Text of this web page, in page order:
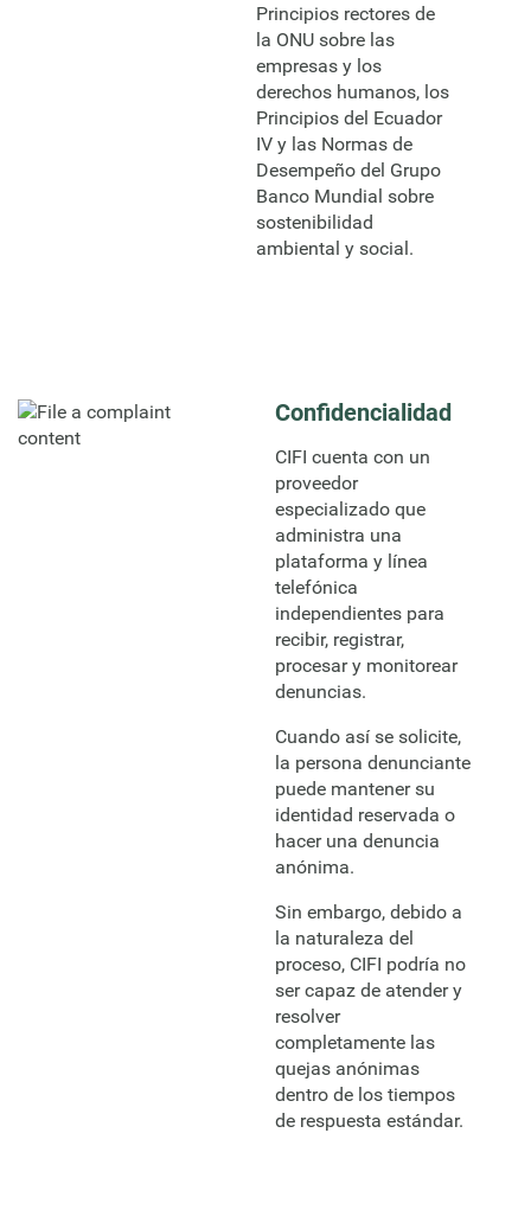
Principios rectores de
la ONU sobre las
empresas y los
derechos humanos, los
Principios del Ecuador
IV y las Normas de
Desempeño del Grupo
Banco Mundial sobre
sostenibilidad
ambiental y social.
Confidencialidad
CIFI cuenta con un
proveedor
especializado que
administra una
plataforma y línea
telefónica
independientes para
recibir, registrar,
procesar y monitorear
denuncias.
Cuando así se solicite,
la persona denunciante
puede mantener su
identidad reservada o
hacer una denuncia
anónima.
Sin embargo, debido a
la naturaleza del
proceso, CIFI podría no
ser capaz de atender y
resolver
completamente las
quejas anónimas
dentro de los tiempos
de respuesta estándar.